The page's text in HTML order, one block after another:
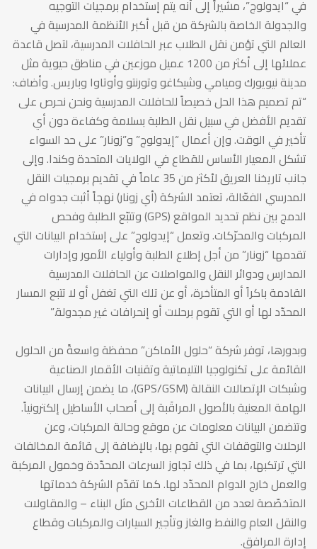
في “ايدولوج”، مشيراً إلى أنه يتم إستخدام برمجيات التوجيه
والجدولة الخاصة بالشركة من قبل أكبر الأنظمة المدرسية في
العالم التي تؤمن نقل الطلاب عبر الحافلات المدرسية، لتصل قاعدة
عملائها إلى أكثر من 1200 عميل موزعين في مناطق حيوية مثل
مدينة نيويورك وميامي وشيكاغو وتورنتو وأوتاوا وباريس. وأضاف:
“تم تصميم هذا الحل خصيصاً للحافلات المدرسية ونحن نحرص على
تقديم الأفضل في سبيل نقل الطلبة بسلامة وكفاءة دون أي
تأخير في الوقت. وإن أعمال “إيدولوج” و”زونار” على حد السواء
تشكل المعيار الأساس للقطاع في الولايات المتحدة وكندا. وإلى
جانب تاريخنا العريق لأكثر من 35 عاماً في تقديم برمجيات النقل
المدرسي الفعّالة، تعتمد الشركة (أي زونار) نهجاً أثبت جدواه في
الدمج بين نظم تحديد المواقع (GPS) وتتبّع الطلبة وفحص
المركبات والمحرّكات. وتعمل “إيدولوج” على إستخدام البيانات التي
تقدمها “زونار” من أجل إطلاع الطلبة وأولياء الأمور وإدارات
المدارس ودوائر النقل والمواصلات عن الحافلات المدرسية
القادمة باكراً أو المتأخرة، أو عن تلك التي تغفل أو لا تتبع المسار
المحدّد لها أو التي تقوم برحلات أو إنحرافات غير مجدولة.”
وبدورها، توفر شركة “حلول الأماكن” محفظة واسعةً من الحلول
القائمة على تكنولوجيا التليماتية وتقنيات الأقمار الصناعية
وشبكات الإتصالات النقالة (GPS/GSM)، ما يضمن إرسال البيانات
الهامة المعنية بالأصول المراقَبة إلى أصحاب الأساطيل إلكترونياً.
وتتضمن البيانات معلومات عن موقع وحالة المركبات، وعن
الرحلات والتوقفات التي تقوم بها، بالإضافة إلى قائمة المخالفات
التي ترتكبها، بما في ذلك تجاوز السرعات المحدّدة وخمول المركبة
والعمل خارج الدوام المحدّد لها. كما تقدّم الشركة خدماتها
المتخصّصة لعدد من القطاعات الأخرى مثل البناء – والمقاولات
والنقل العام والنفط والغاز وتأجير السيارات والمركبات وقطاع
إدارة المرافق.